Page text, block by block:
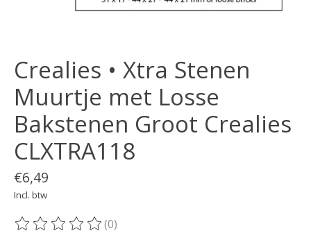
Crealies • Xtra Stenen
Muurtje met Losse
Bakstenen Groot Crealies
CLXTRA118
€6,49
Incl. btw
De beoordeling van dit product is
(0)